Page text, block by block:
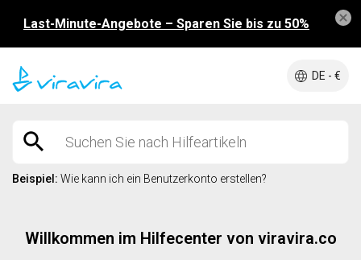
Last-Minute-Angebote – Sparen Sie bis zu 50%
DE - €
Willkommen im Hilfecenter von viravira.co
Beispiel: Wie kann ich ein Benutzerkonto erstellen?